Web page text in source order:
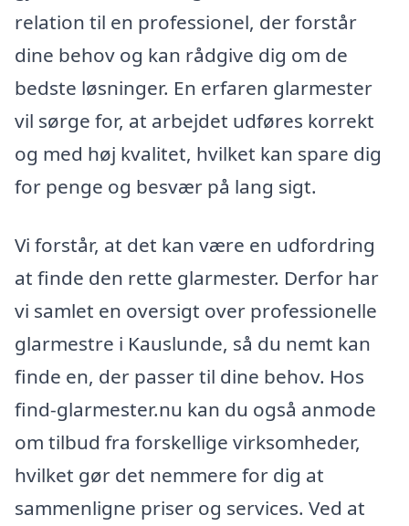
relation til en professionel, der forstår
dine behov og kan rådgive dig om de
bedste løsninger. En erfaren glarmester
vil sørge for, at arbejdet udføres korrekt
og med høj kvalitet, hvilket kan spare dig
for penge og besvær på lang sigt.
Vi forstår, at det kan være en udfordring
at finde den rette glarmester. Derfor har
vi samlet en oversigt over professionelle
glarmestre i Kauslunde, så du nemt kan
finde en, der passer til dine behov. Hos
find-glarmester.nu kan du også anmode
om tilbud fra forskellige virksomheder,
hvilket gør det nemmere for dig at
sammenligne priser og services. Ved at